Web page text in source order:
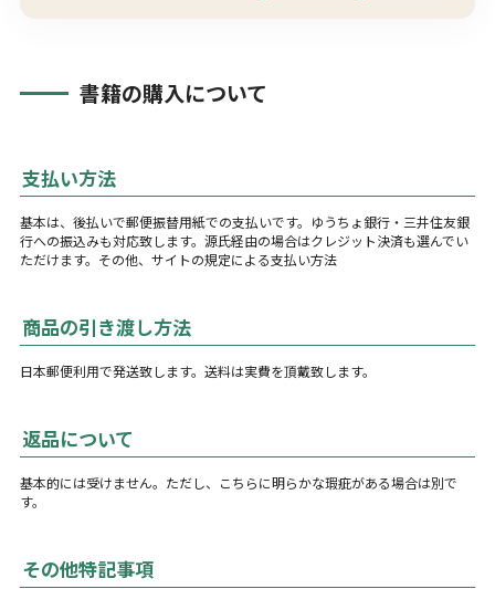
書籍の購入について
支払い方法
基本は、後払いで郵便振替用紙での支払いです。ゆうちょ銀行・三井住友銀
行への振込みも対応致します。源氏経由の場合はクレジット決済も選んでい
ただけます。その他、サイトの規定による支払い方法
商品の引き渡し方法
日本郵便利用で発送致します。送料は実費を頂戴致します。
返品について
基本的には受けません。ただし、こちらに明らかな瑕疵がある場合は別で
す。
その他特記事項